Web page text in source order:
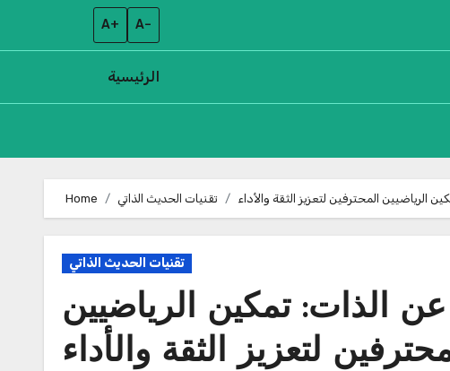
A+ A–
الرئيسية
content
Home تقنيات الحديث الذاتي الرياضيين المحترفين لتعزيز الثقة والأداء
تقنيات الحديث الذاتي
الذات: تمكين الرياضيين
لتعزيز الثقة والأداء